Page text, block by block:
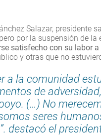
Salazar, presidente
por la suspensión de la
satisfecho con su labor
y otras que no
a la comunidad
de
(…) No
seres
destacó el